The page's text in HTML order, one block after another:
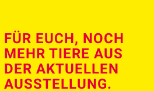
FÜR EUCH, NOCH
MEHR TIERE AUS
DER AKTUELLEN
AUSSTELLUNG.